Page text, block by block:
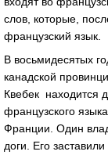
слов, которые,
французский язык.
В восьмидесятых
канадской
Квебек находится
французского
Франции. Один
доги. Его